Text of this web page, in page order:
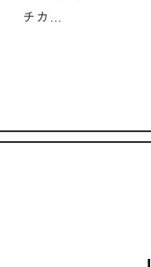
チカ…